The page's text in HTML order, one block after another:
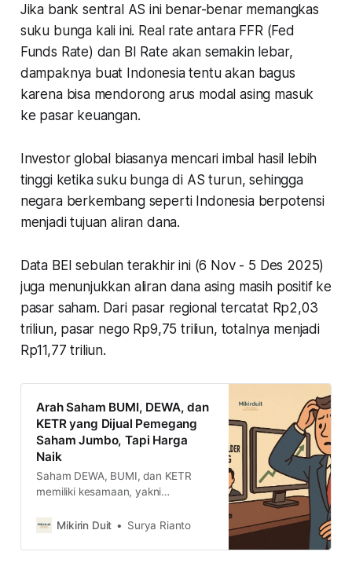
Jika bank sentral AS ini benar-benar memangkas
suku bunga kali ini. Real rateantara FFR (Fed
Funds Rate) dan BI Rate akan semakin lebar,
dampaknya buat Indonesia tentu akan bagus
karena bisa mendorong arus modal asing masuk
ke pasar keuangan.
Investor global biasanya mencari imbal hasil lebih
tinggi ketika suku bunga di AS turun, sehingga
negara berkembang seperti Indonesia berpotensi
menjadi tujuan aliran dana.
Data BEI sebulan terakhir ini (6 Nov - 5 Des 2025)
juga menunjukkan aliran dana asing masih positif ke
pasar saham. Dari pasar regional tercatat Rp2,03
triliun, pasar nego Rp9,75 triliun, totalnya menjadi
Rp11,77 triliun.
Arah Saham BUMI, DEWA, dan
KETR yang Dijual Pemegang
Saham Jumbo, Tapi Harga
Naik
Saham DEWA, BUMI, dan KETR
memiliki kesamaan, yakni
saham di atas 5 persen, hingga
lanjut meroket. Ada apa dibaliknya?
Mikirin Duit Surya Rianto